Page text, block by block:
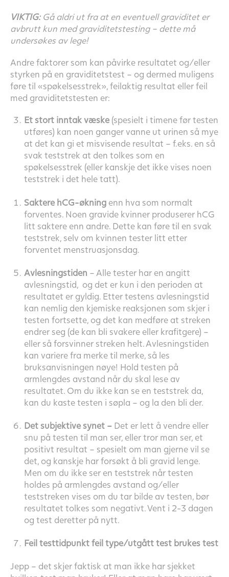
VIKTIG: Gå aldri ut fra at en eventuell graviditet er
avbrutt kun med graviditetstesting – dette må
undersøkes av lege!
Andre faktorer som kan påvirke resultatet og/eller
styrken på en graviditetstest – og dermed muligens
føre til «spøkelsesstrek», feilaktig resultat eller feil
med graviditetstesten er:
Et stort inntak væske (spesielt i timene før testen
utføres) kan noen ganger vanne ut urinen så mye
at det kan gi et misvisende resultat – f.eks. en så
svak teststrek at den tolkes som en
spøkelsesstrek (eller kanskje det ikke vises noen
teststrek i det hele tatt).
Saktere hCG-økning enn hva som normalt
forventes. Noen gravide kvinner produserer hCG
litt saktere enn andre. Dette kan føre til en svak
teststrek, selv om kvinnen tester litt etter
forventet menstruasjonsdag.
Avlesningstiden – Alle tester har en angitt
avlesningstid, og det er kun i den perioden at
resultatet er gyldig. Etter testens avlesningstid
kan nemlig den kjemiske reaksjonen som skjer i
testen fortsette, og det kan medføre at streken
endrer seg (de kan bli svakere eller krafitgere) –
eller så forsvinner streken helt. Avlesningstiden
kan variere fra merke til merke, så les
bruksanvisningen nøye! Hold testen på
armlengdes avstand når du skal lese av
resultatet. Om du ikke kan se en teststrek da,
kan du kaste testen i søpla – og la den bli der.
Det subjektive synet – Det er lett å vendre eller
snu på testen til man ser, eller tror man ser, et
positivt resultat – spesielt om man gjerne vil se
det, og kanskje har forsøkt å bli gravid lenge.
Men om du ikke ser en teststrek når testen
holdes på armlengdes avstand og/eller
teststreken vises om du tar bilde av testen, bør
resultatet tolkes som negativt. Vent i 2-3 dagen
og test deretter på nytt.
Feil testtidpunkt feil type/utgått test brukes test
Jepp – det skjer faktisk at man ikke har sjekket